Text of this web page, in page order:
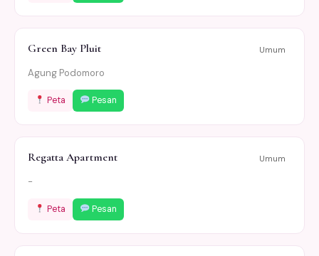
Green Bay Pluit Umum
Agung Podomoro
Peta Pesan
Regatta Apartment Umum
-
Peta Pesan